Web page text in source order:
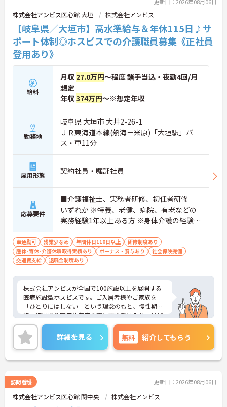
株式会社アンビス医心館 大垣 株式会社アンビス
【岐阜県／大垣市】高水準給与＆年休115日♪サ
ポート体制◎ホスピスでの介護職員募集《正社員
登用あり》
給料
月収 27.0万円～程度 諸手当込・夜勤4回/月
想定
年収374万円～※想定年収
勤務地
岐阜県 大垣市 大井2-26-1
ＪＲ東海道本線(熱海－米原)「大垣駅」バ
ス・車11分
雇用形態 契約社員・嘱託社員
応募要件
■介護福祉士、実務者研修、初任者研修
いずれか ※特養、老健、病院、有老などの
実務経験1年以上ある方 ※身体介護の経験年
以上ある方、機械浴の使用の経験のある方
歓迎
車通勤可 残業少なめ 年間休日110日以上
研修制度あり
産休･育休･介護休暇取得実績あり
ボーナス・賞与あり
社会保険完備
交通費支給
退職金制度あり
株式会社アンビスが全国で100施設以上を展開する
医療施設型ホスピスです。ご入居者様やご家族を
「ひとりにはしない」という理念のもと、慢性期や
終末期にあり医療依存度の高い方を受け入れ、地域
医療を支える社会的意義の高い事業を推進していま
す。現場には看護師が24時間常駐しています。急変
時の対応や医療行為は看護師が担当するため、初任
者研修や実務者研修の方も食事介助や入浴介助など
の生活を支えるケアに専念できる環境です。多職種
連携の体制がしっかりと整っています。働き方の面
では、夜勤明けの翌日が原則として公休となるほ
か、月平均の残業時間も5時間から7時間程度とかな
詳細を見る 無料 紹介してもらう
訪問看護 更新日：2026年08月06日
株式会社アンビス医心館 関中央 株式会社アンビス